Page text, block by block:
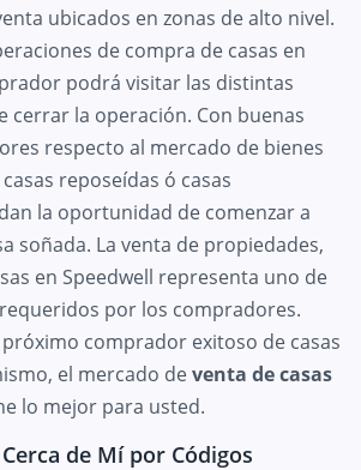
ubicados en zonas de alto nivel.
de compra de casas en
podrá visitar las distintas
cerrar la operación. Con buenas
respecto al mercado de bienes
reposeídas ó casas
la oportunidad de comenzar a
soñada. La venta de propiedades,
en Speedwell representa uno de
por los compradores.
comprador exitoso de casas
el mercado deventa de casas
lo mejor para usted.
de Mí por Códigos